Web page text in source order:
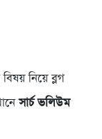
নিয়ে ব্লগ
সার্চ ভলিউম